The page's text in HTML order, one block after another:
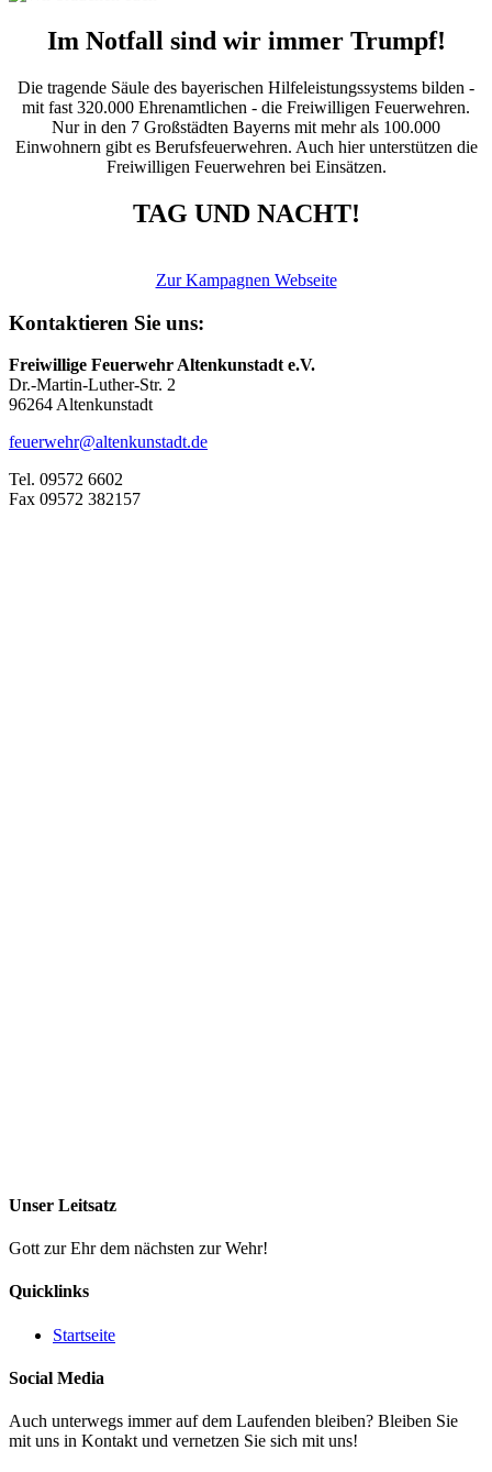
Im Notfall sind wir immer Trumpf!
Die tragende Säule des bayerischen Hilfeleistungssystems bilden -
mit fast 320.000 Ehrenamtlichen - die Freiwilligen Feuerwehren.
Nur in den 7 Großstädten Bayerns mit mehr als 100.000
Einwohnern gibt es Berufsfeuerwehren. Auch hier unterstützen die
Freiwilligen Feuerwehren bei Einsätzen.
TAG UND NACHT!
Zur Kampagnen Webseite
Kontaktieren Sie uns:
Freiwillige Feuerwehr Altenkunstadt e.V.
Dr.-Martin-Luther-Str. 2
96264 Altenkunstadt
feuerwehr@altenkunstadt.de
Tel. 09572 6602
Fax 09572 382157
Unser Leitsatz
Gott zur Ehr dem nächsten zur Wehr!
Quicklinks
Startseite
Social Media
Auch unterwegs immer auf dem Laufenden bleiben? Bleiben Sie
mit uns in Kontakt und vernetzen Sie sich mit uns!